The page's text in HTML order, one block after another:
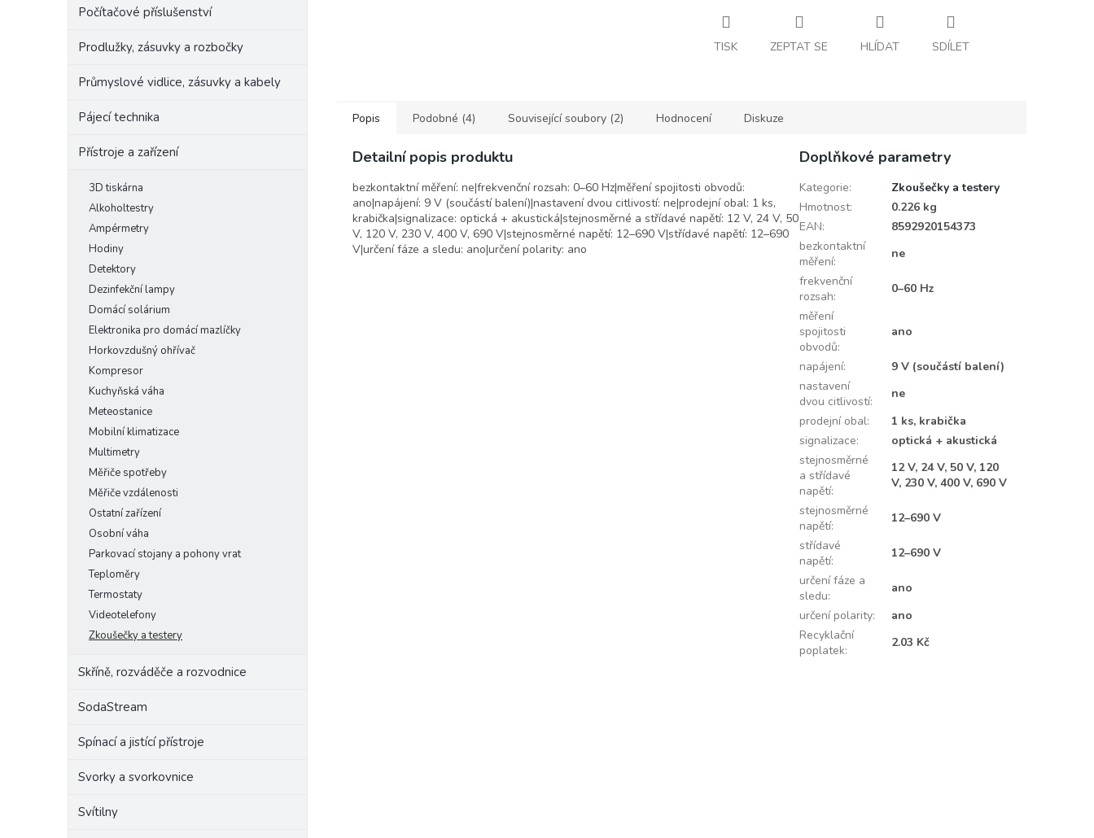
Počítačové příslušenství
Prodlužky, zásuvky a rozbočky
Průmyslové vidlice, zásuvky a kabely
Pájecí technika
Přístroje a zařízení
3D tiskárna
Alkoholtestry
Ampérmetry
Hodiny
Detektory
Dezinfekční lampy
Domácí solárium
Elektronika pro domácí mazlíčky
Horkovzdušný ohřívač
Kompresor
Kuchyňská váha
Meteostanice
Mobilní klimatizace
Multimetry
Měřiče spotřeby
Měřiče vzdálenosti
Ostatní zařízení
Osobní váha
Parkovací stojany a pohony vrat
Teploměry
Termostaty
Videotelefony
Zkoušečky a testery
Skříně, rozváděče a rozvodnice
SodaStream
Spínací a jistící přístroje
Svorky a svorkovnice
Svítilny
TISK ZEPTAT SE HLÍDAT SDÍLET
Popis Podobné (4) Související soubory (2) Hodnocení Diskuze
Detailní popis produktu
bezkontaktní měření: ne|frekvenční rozsah: 0–60 Hz|měření spojitosti obvodů:
ano|napájení: 9 V (součástí balení)|nastavení dvou citlivostí: ne|prodejní obal: 1 ks,
krabička|signalizace: optická + akustická|stejnosměrné a střídavé napětí: 12 V, 24 V, 50
V, 120 V, 230 V, 400 V, 690 V|stejnosměrné napětí: 12–690 V|střídavé napětí: 12–690
V|určení fáze a sledu: ano|určení polarity: ano
Doplňkové parametry
Kategorie:
Zkoušečky a testery
Hmotnost:
0.226 kg
EAN:
8592920154373
bezkontaktní
měření:
ne
frekvenční
rozsah:
0–60 Hz
měření
spojitosti
obvodů:
ano
napájení:
9 V (součástí balení)
nastavení
dvou citlivostí:
ne
prodejní obal:
1 ks, krabička
signalizace:
optická + akustická
stejnosměrné
a střídavé
napětí:
12 V, 24 V, 50 V, 120
V, 230 V, 400 V, 690 V
stejnosměrné
napětí:
12–690 V
střídavé
napětí:
12–690 V
určení fáze a
sledu:
ano
určení polarity:
ano
Recyklační
poplatek:
2.03 Kč